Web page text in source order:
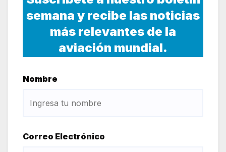
semana y recibe las noticias
más relevantes de la
aviación mundial.
Nombre
Correo Electrónico